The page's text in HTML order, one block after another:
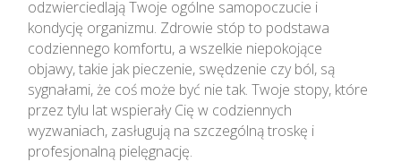
odzwierciedlają Twoje ogólne samopoczucie i
kondycję organizmu. Zdrowie stóp to podstawa
codziennego komfortu, a wszelkie niepokojące
objawy, takie jak pieczenie, swędzenie czy ból, są
sygnałami, że coś może być nie tak. Twoje stopy, które
przez tylu lat wspierały Cię w codziennych
wyzwaniach, zasługują na szczególną troskę i
profesjonalną pielęgnację.